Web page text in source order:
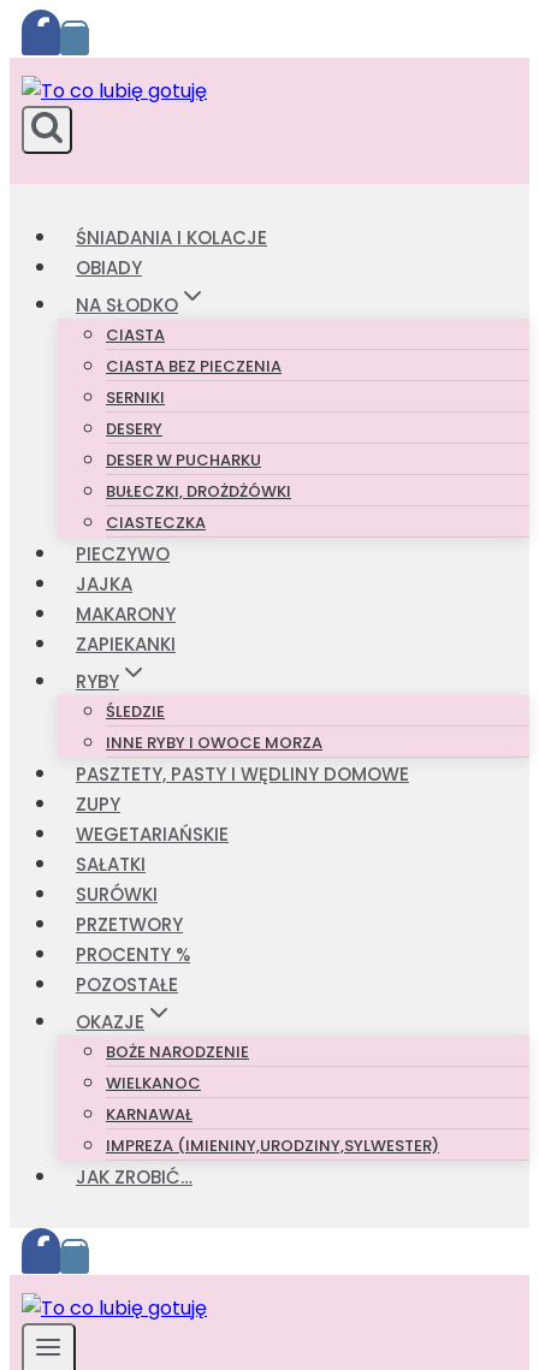
Przejdź
do
treści
ŚNIADANIA I KOLACJE
OBIADY
NA SŁODKO
CIASTA
CIASTA BEZ PIECZENIA
SERNIKI
DESERY
DESER W PUCHARKU
BUŁECZKI, DROŻDŻÓWKI
CIASTECZKA
PIECZYWO
JAJKA
MAKARONY
ZAPIEKANKI
RYBY
ŚLEDZIE
INNE RYBY I OWOCE MORZA
PASZTETY, PASTY I WĘDLINY DOMOWE
ZUPY
WEGETARIAŃSKIE
SAŁATKI
SURÓWKI
PRZETWORY
PROCENTY %
POZOSTAŁE
OKAZJE
BOŻE NARODZENIE
WIELKANOC
KARNAWAŁ
IMPREZA (IMIENINY,URODZINY,SYLWESTER)
JAK ZROBIĆ…